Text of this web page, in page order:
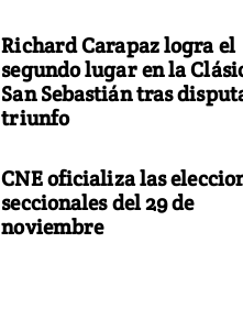
Richard Carapaz logra el
segundo lugar en la
San Sebastián tras
triunfo
CNE oficializa las
seccionales del 29 de
noviembre